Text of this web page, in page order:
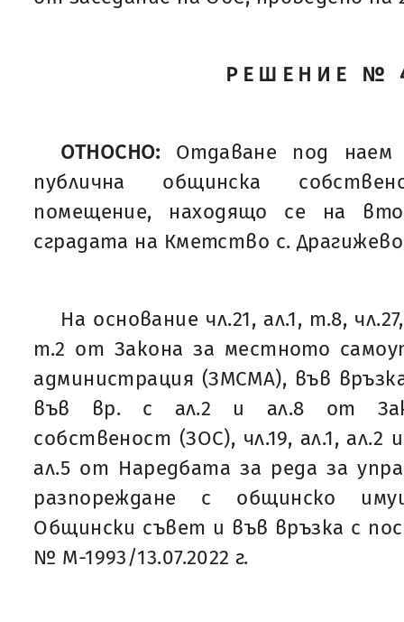
РЕШЕНИЕ №
ОТНОСНО: Отдаване под
публична общинска
помещение, находящо се на
сградата на Кметство с.
На основание чл.21, ал.1, т.8,
т.2 от Закона за местното
администрация (ЗМСМА), във връзка
във вр. с ал.2 и ал.8 от
собственост (ЗОС), чл.19, ал.1, ал.2
ал.5 от Наредбата за реда за
разпореждане с общинско
Общински съвет и във връзка с
№ М-1993/13.07.2022 г.